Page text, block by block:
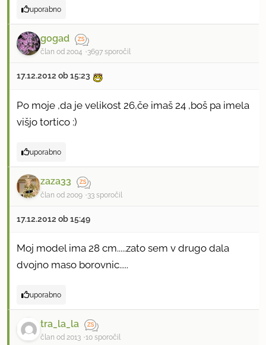
uporabno
gogad
član od 2004 3697 sporočil
17.12.2012 ob 15:23
Po moje ,da je velikost 26,če imaš 24 ,boš pa imela
višjo tortico :)
uporabno
zaza33
član od 2009 33 sporočil
17.12.2012 ob 15:49
Moj model ima 28 cm.....zato sem v drugo dala
dvojno maso borovnic.....
uporabno
tra_la_la
član od 2013 10 sporočil